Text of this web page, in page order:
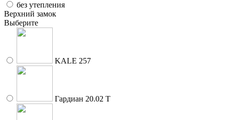
без утепления
Верхний замок
Выберите
KALE 257
Гардиан 20.02 Т